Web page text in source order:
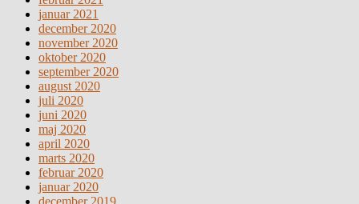
januar 2021
december 2020
november 2020
oktober 2020
september 2020
august 2020
juli 2020
juni 2020
maj 2020
april 2020
marts 2020
februar 2020
januar 2020
december 2019